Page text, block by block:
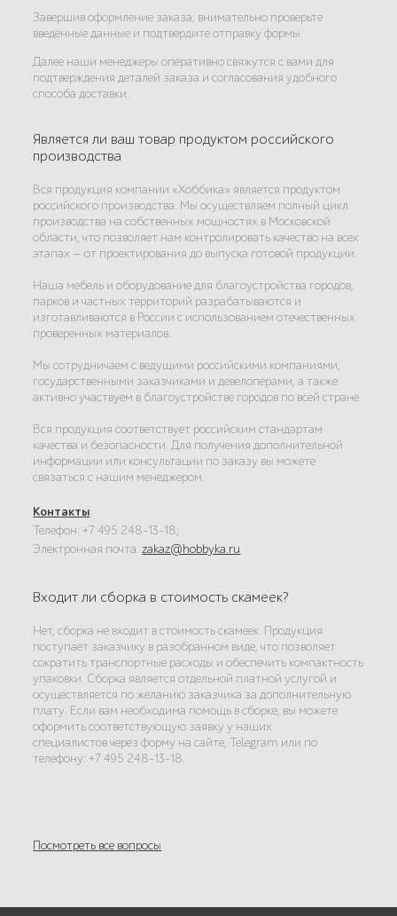
Завершив оформление заказа, внимательно проверьте
введённые данные и подтвердите отправку формы.
Далее наши менеджеры оперативно свяжутся с вами для
подтверждения деталей заказа и согласования удобного
способа доставки.
Является ли ваш товар продуктом российского
производства
Вся продукция компании «Хоббика» является продуктом
российского производства. Мы осуществляем полный цикл
производства на собственных мощностях в Московской
области, что позволяет нам контролировать качество на всех
этапах — от проектирования до выпуска готовой продукции.
Наша мебель и оборудование для благоустройства городов,
парков и частных территорий разрабатываются и
изготавливаются в России с использованием отечественных
проверенных материалов.
Мы сотрудничаем с ведущими российскими компаниями,
государственными заказчиками и девелоперами, а также
активно участвуем в благоустройстве городов по всей стране.
Вся продукция соответствует российским стандартам
качества и безопасности. Для получения дополнительной
информации или консультации по заказу вы можете
связаться с нашим менеджером.
Контакты:
Телефон: +7 495 248-13-18;
Электронная почта:zakaz@hobbyka.ru
Входит ли сборка в стоимость скамеек?
Нет, сборка не входит в стоимость скамеек. Продукция
поступает заказчику в разобранном виде, что позволяет
сократить транспортные расходы и обеспечить компактность
упаковки. Сборка является отдельной платной услугой и
осуществляется по желанию заказчика за дополнительную
плату. Если вам необходима помощь в сборке, вы можете
оформить соответствующую заявку у наших
специалистов через форму на сайте, Telegram или по
телефону: +7 495 248-13-18.
Посмотреть все вопросы